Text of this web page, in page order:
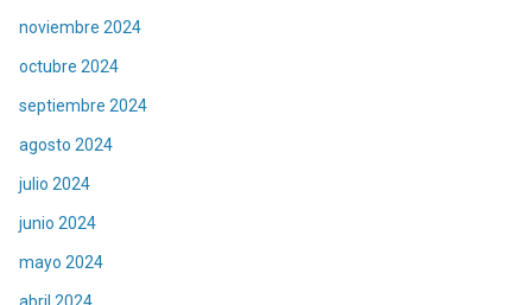
noviembre 2024
octubre 2024
septiembre 2024
agosto 2024
julio 2024
junio 2024
mayo 2024